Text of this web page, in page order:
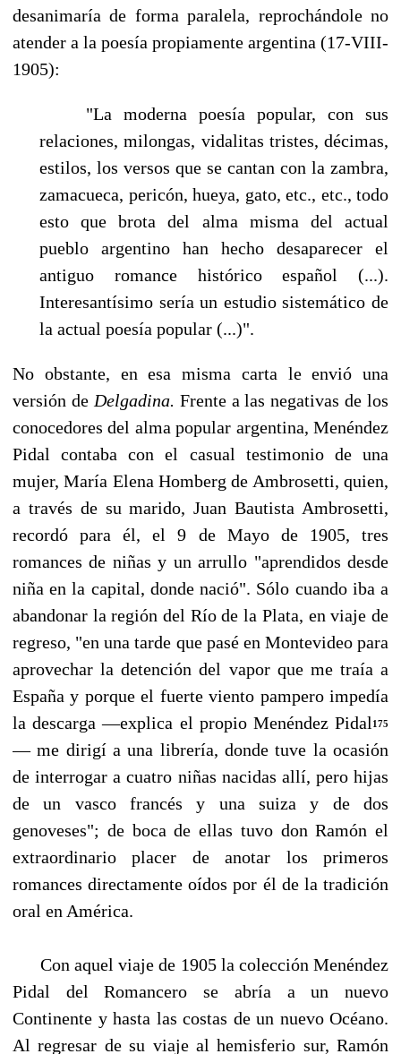
desanimaría de forma paralela, reprochándole no
atender a la poesía propiamente argentina (17-VIII-
1905):
"La moderna poesía popular, con sus
relaciones, milongas, vidalitas tristes, décimas,
esti­los, los versos que se cantan con la zambra,
zamacueca, pericón, hueya, gato, etc., etc., todo
esto que brota del alma misma del actual
pueblo argentino han hecho desaparecer el
antiguo romance histórico español (...).
Interesantísimo sería un estudio sistemático de
la actual poe­sía popular (...)".
No obstante, en esa misma carta le envió una
versión de Delgadina. Frente a las negativas de los
conocedores del alma popular argentina, Menéndez
Pidal contaba con el casual testimonio de una
mujer, María Elena Homberg de Ambrosetti, quien,
a través de su marido, Juan Bautista Ambrosetti,
recordó para él, el 9 de Mayo de 1905, tres
romances de niñas y un arrullo "apren­didos desde
niña en la capital, donde nació". Sólo cuando iba a
abandonar la región del Río de la Plata, en viaje de
regreso, "en una tarde que pasé en Montevideo para
aprovechar la deten­ción del vapor que me traía a
España y porque el fuerte viento pampero impedía
la descarga —explica el propio Menéndez Pidal 175
— me dirigí a una librería, donde tuve la ocasión
de inte­rrogar a cuatro niñas nacidas allí, pero hijas
de un vasco francés y una suiza y de dos
genoveses"; de boca de ellas tuvo don Ramón el
extraordinario placer de anotar los primeros
romances di­rectamente oídos por él de la tradición
oral en América.
Con aquel viaje de 1905 la colección Menéndez
Pidal del Romancero se abría a un nuevo
Continente y hasta las costas de un nuevo Océano.
Al regresar de su viaje al hemisferio sur, Ra­món